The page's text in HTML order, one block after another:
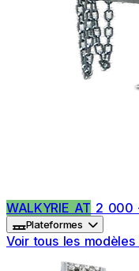
WALKYRIE AT 2 000
Plateformes
Voir tous les modèles